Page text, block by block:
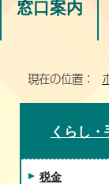
窓口案内
現在の位置：
くらし・
税金